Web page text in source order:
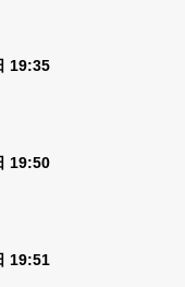
19:35
19:50
19:51